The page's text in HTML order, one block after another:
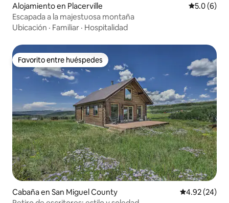
Alojamiento en Placerville
5.0 (6)
Escapada a la majestuosa montaña
Ubicación · Familiar · Hospitalidad
Favorito entre huéspedes
Favorito entre huéspedes
Cabaña en San Miguel County Calificación
4.92 (24)